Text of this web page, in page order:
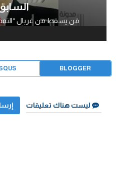
مَن يسقط من غربال
BLOGGER
ليست هناك تعليقات